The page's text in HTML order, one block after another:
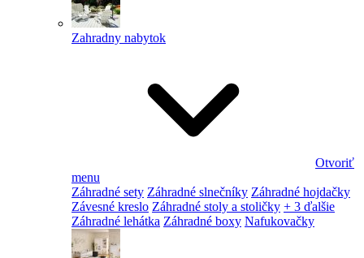
Zahradny nabytok
Otvoriť
menu
Záhradné sety Záhradné slnečníky Záhradné hojdačky
Závesné kreslo Záhradné stoly a stoličky + 3 ďalšie
Záhradné lehátka Záhradné boxy Nafukovačky